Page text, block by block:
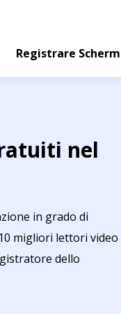
Registrare
nel
in grado di
migliori lettori video
dello